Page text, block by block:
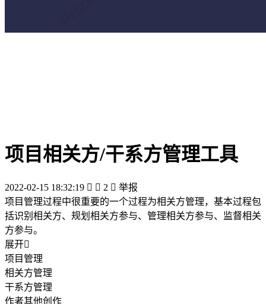
项目相关方/干系方管理工具
2022-02-15 18:32:19   2  举报
项目管理过程中很重要的一个过程为相关方管理，基本过程包
括识别相关方、规划相关方参与、管理相关方参与、监督相关
方参与。
展开
项目管理
相关方管理
干系方管理
作者其他创作